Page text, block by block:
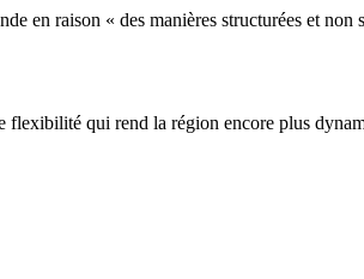
en raison « des manières structurées et non
flexibilité qui rend la région encore plus